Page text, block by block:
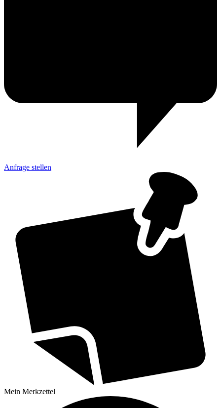
Anfrage stellen
Mein Merkzettel